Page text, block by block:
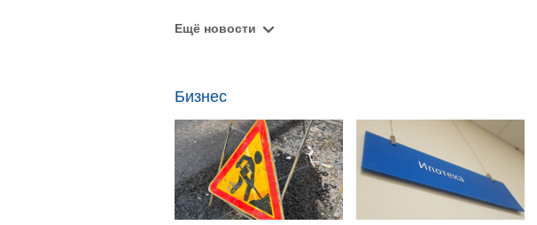
Ещё новости
Бизнес